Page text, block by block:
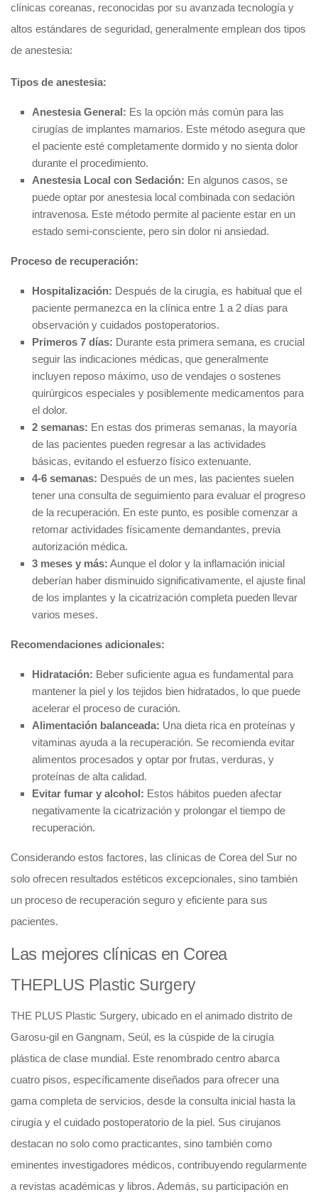
clínicas coreanas, reconocidas por su avanzada tecnología y
altos estándares de seguridad, generalmente emplean dos tipos
de anestesia:
Tipos de anestesia:
Anestesia General: Es la opción más común para las
cirugías de implantes mamarios. Este método asegura que
el paciente esté completamente dormido y no sienta dolor
durante el procedimiento.
Anestesia Local con Sedación: En algunos casos, se
puede optar por anestesia local combinada con sedación
intravenosa. Este método permite al paciente estar en un
estado semi-consciente, pero sin dolor ni ansiedad.
Proceso de recuperación:
Hospitalización: Después de la cirugía, es habitual que el
paciente permanezca en la clínica entre 1 a 2 días para
observación y cuidados postoperatorios.
Primeros 7 días: Durante esta primera semana, es crucial
seguir las indicaciones médicas, que generalmente
incluyen reposo máximo, uso de vendajes o sostenes
quirúrgicos especiales y posiblemente medicamentos para
el dolor.
2 semanas: En estas dos primeras semanas, la mayoría
de las pacientes pueden regresar a las actividades
básicas, evitando el esfuerzo físico extenuante.
4-6 semanas: Después de un mes, las pacientes suelen
tener una consulta de seguimiento para evaluar el progreso
de la recuperación. En este punto, es posible comenzar a
retomar actividades físicamente demandantes, previa
autorización médica.
3 meses y más: Aunque el dolor y la inflamación inicial
deberían haber disminuido significativamente, el ajuste final
de los implantes y la cicatrización completa pueden llevar
varios meses.
Recomendaciones adicionales:
Hidratación: Beber suficiente agua es fundamental para
mantener la piel y los tejidos bien hidratados, lo que puede
acelerar el proceso de curación.
Alimentación balanceada: Una dieta rica en proteínas y
vitaminas ayuda a la recuperación. Se recomienda evitar
alimentos procesados y optar por frutas, verduras, y
proteínas de alta calidad.
Evitar fumar y alcohol: Estos hábitos pueden afectar
negativamente la cicatrización y prolongar el tiempo de
recuperación.
Considerando estos factores, las clínicas de Corea del Sur no
solo ofrecen resultados estéticos excepcionales, sino también
un proceso de recuperación seguro y eficiente para sus
pacientes.
Las mejores clínicas en Corea
THEPLUS Plastic Surgery
THE PLUS Plastic Surgery, ubicado en el animado distrito de
Garosu-gil en Gangnam, Seúl, es la cúspide de la cirugía
plástica de clase mundial. Este renombrado centro abarca
cuatro pisos, específicamente diseñados para ofrecer una
gama completa de servicios, desde la consulta inicial hasta la
cirugía y el cuidado postoperatorio de la piel. Sus cirujanos
destacan no solo como practicantes, sino también como
eminentes investigadores médicos, contribuyendo regularmente
a revistas académicas y libros. Además, su participación en